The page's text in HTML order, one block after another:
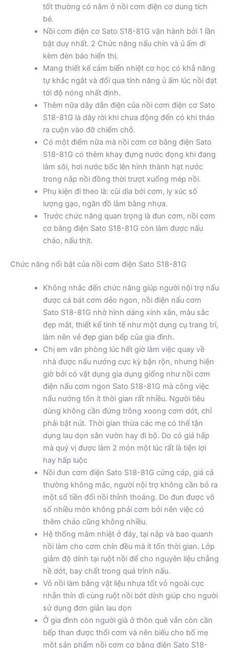
tốt thường có nằm ở nồi cơm điện cơ dung tích
bé.
Nồi cơm điện cơ Sato S18-81G vận hành bởi 1 lần
bật duy nhất. 2 Chức năng nấu chín và ủ ấm đi
kèm đèn báo hiển thị.
Mang thiết kế cảm biến nhiệt cơ học có khẳ năng
tự khắc ngắt và đổi qua tính năng ủ ấm lúc nồi đạt
tới độ nóng nhất định.
Thêm nữa dây dẫn điện của nồi cơm điện cơ Sato
S18-81G là dây rời khi chưa động đến có khi tháo
ra cuộn vào đỡ chiếm chỗ.
Có một điểm nữa mà nồi cơm cơ bằng điện Sato
S18-81G có thêm khay đựng nước đọng khi đang
làm sôi, hơi nước bốc lên hình thành hạt nước
trong nắp nồi đồng thời trượt xuống mép nồi.
Phụ kiện đi theo là: cùi dìa bới cơm, ly xúc số
lượng gạo, ngăn đồ làm bằng nhựa.
Trước chức năng quan trọng là đun cơm, nồi cơm
cơ bằng điện Sato S18-81G còn làm được nấu
cháo, nấu thịt.
Chức năng nổi bật của nồi cơm điện Sato S18-81G
Không nhắc đến chức năng giúp người nội trợ nấu
được cá bát cơm dẻo ngon, nồi điện nấu cơm
Sato S18-81G nhờ hình dáng xinh xắn, màu sắc
đẹp mắt, thiết kế tinh tế như một dụng cụ trang trí,
làm nên vẻ đẹp gian bếp của gia đình.
Chị em văn phòng lúc hết giờ làm việc quay về
nhà được nấu nướng cực kỳ bận rộn, nhưng hiện
giờ bởi có vật dụng gia dụng giống như nồi cơm
điện nấu cơm ngon Sato S18-81G mà công việc
nấu nướng tốn ít thời gian rất nhiều. Người tiêu
dùng không cần đứng trông xoong cơm dớt, chỉ
phải bật nút. Thời gian thừa các mẹ có thể tận
dụng lau dọn sân vườn hay đi bộ. Do có giá hấp
mà quý vị được làm 2 món một lúc rất là tiện lợi
hay hấp luộc
Nồi đun cơm điện Sato S18-81G cứng cáp, giá cả
thường không mắc, người nội trợ không cần bỏ ra
một số tiền đổi nồi thỉnh thoảng. Do đun được vô
số nhiều món không phải cơm bởi nên việc có
thêm chảo cũng không nhiều.
Hệ thống mâm nhiệt ở đáy, tại nắp và bao quanh
nồi làm cho cơm chín đều mà ít tốn thời gian. Lớp
giảm độ dính tại ruột nồi để cho nguyên liệu chẳng
hề dớt, bay chất trong quá trình nấu.
Vỏ nồi làm bằng vật liệu nhựa tốt vỏ ngoài cực
nhẵn thín đi cùng ruột nồi bớt dính giúp cho người
sử dụng đơn giản lau dọn
Ở gia đình còn người già ở thôn quê vẫn còn cần
bếp than được thổi cơm và nên biếu cho bố mẹ
một sản phẩm nồi cơm cơ bằng điện Sato S18-